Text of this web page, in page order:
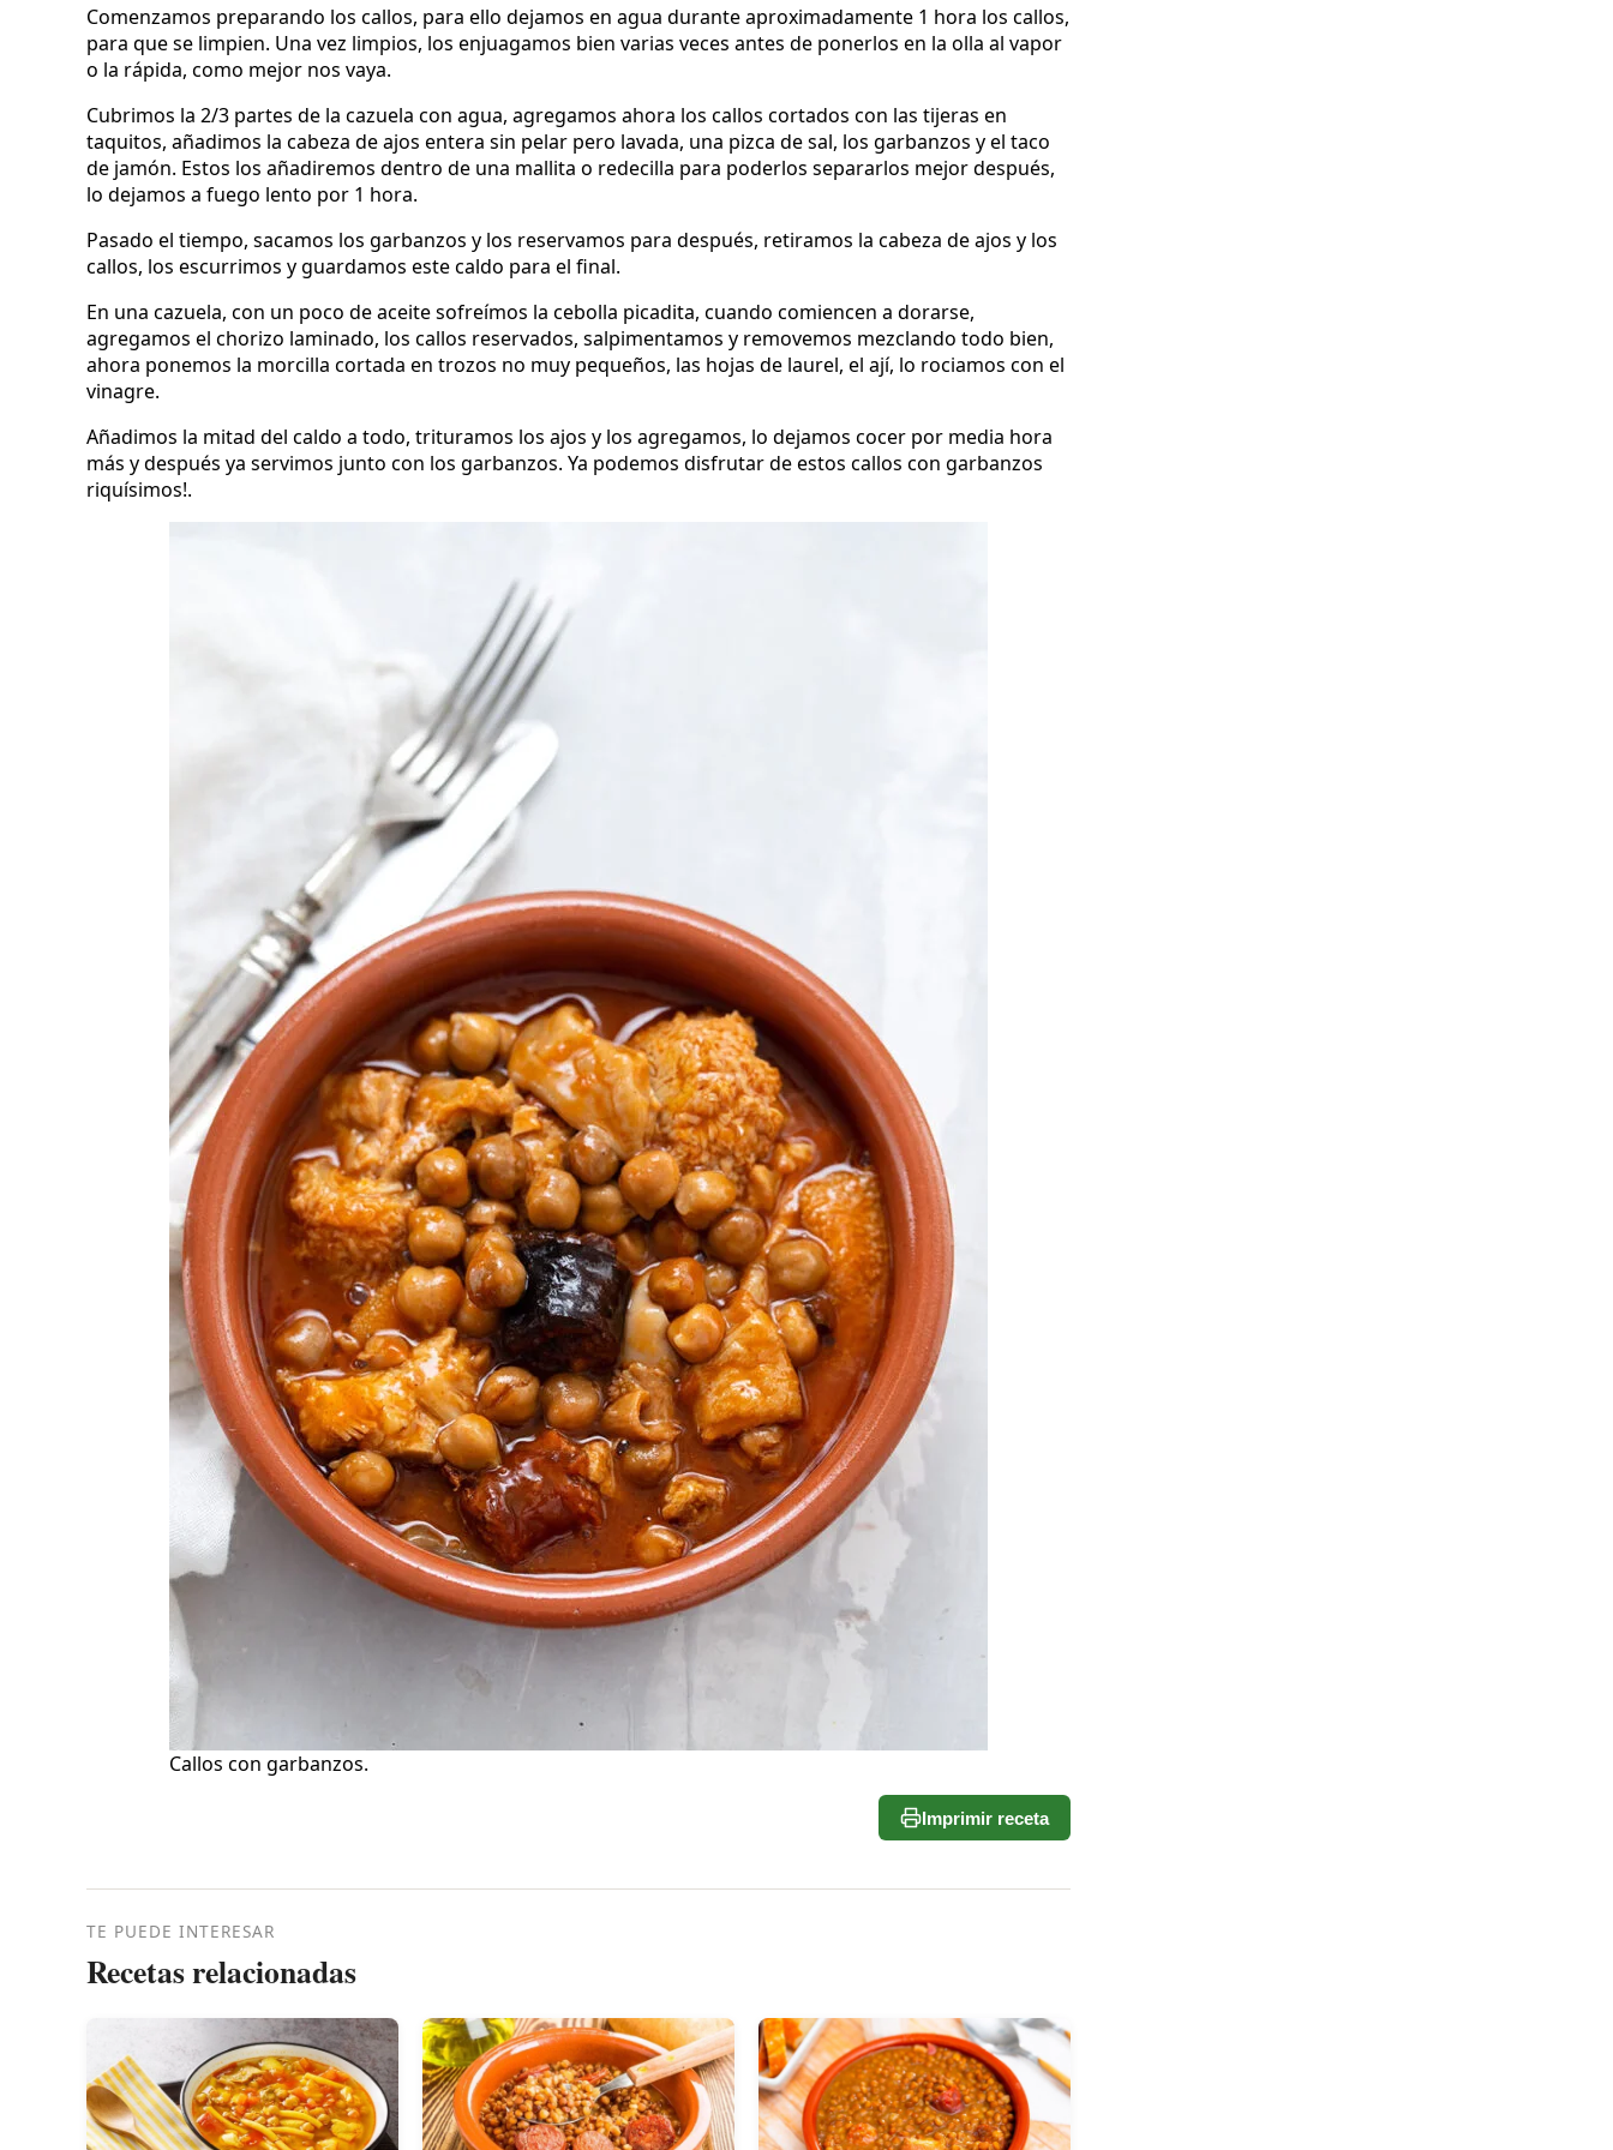
Comenzamos preparando los callos, para ello dejamos en agua durante aproximadamente 1 hora los callos,
para que se limpien. Una vez limpios, los enjuagamos bien varias veces antes de ponerlos en la olla al vapor
o la rápida, como mejor nos vaya.
Cubrimos la 2/3 partes de la cazuela con agua, agregamos ahora los callos cortados con las tijeras en
taquitos, añadimos la cabeza de ajos entera sin pelar pero lavada, una pizca de sal, los garbanzos y el taco
de jamón. Estos los añadiremos dentro de una mallita o redecilla para poderlos separarlos mejor después,
lo dejamos a fuego lento por 1 hora.
Pasado el tiempo, sacamos los garbanzos y los reservamos para después, retiramos la cabeza de ajos y los
callos, los escurrimos y guardamos este caldo para el final.
En una cazuela, con un poco de aceite sofreímos la cebolla picadita, cuando comiencen a dorarse,
agregamos el chorizo laminado, los callos reservados, salpimentamos y removemos mezclando todo bien,
ahora ponemos la morcilla cortada en trozos no muy pequeños, las hojas de laurel, el ají, lo rociamos con el
vinagre.
Añadimos la mitad del caldo a todo, trituramos los ajos y los agregamos, lo dejamos cocer por media hora
más y después ya servimos junto con los garbanzos. Ya podemos disfrutar de estos callos con garbanzos
riquísimos!.
Callos con garbanzos.
Imprimir receta
TE PUEDE INTERESAR
Recetas relacionadas